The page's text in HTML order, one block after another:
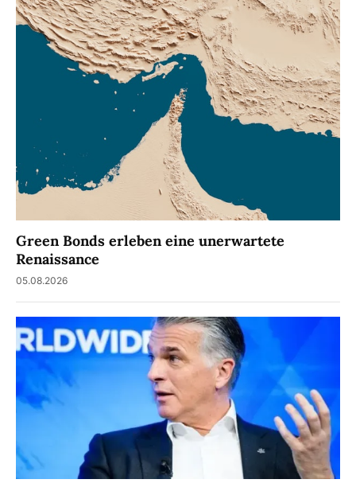
Green Bonds erleben eine unerwartete
Renaissance
05.08.2026